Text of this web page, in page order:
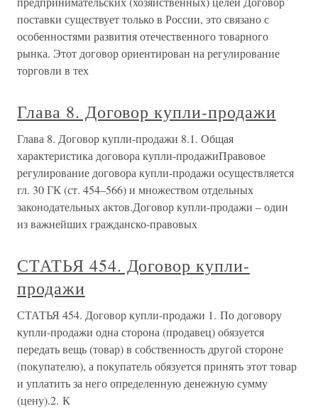
поставки существует только в России, это связано с
особенностями развития отечественного товарного
рынка. Этот договор ориентирован на регулирование
торговли в тех
Глава 8. Договор купли-продажи
Глава 8. Договор купли-продажи 8.1. Общая
характеристика договора купли-продажиПравовое
регулирование договора купли-продажи осуществляется
гл. 30 ГК (ст. 454–566) и множеством отдельных
законодательных актов.Договор купли-продажи – один
из важнейших гражданско-правовых
СТАТЬЯ 454. Договор купли-
продажи
СТАТЬЯ 454. Договор купли-продажи 1. По договору
купли-продажи одна сторона (продавец) обязуется
передать вещь (товар) в собственность другой стороне
(покупателю), а покупатель обязуется принять этот товар
и уплатить за него определенную денежную сумму
(цену).2. К